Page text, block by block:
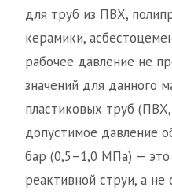
для труб из ПВХ,
керамики,
рабочее давление не
значений для данного
пластиковых труб
допустимое давление
бар (0,5–1,0 МПа) — это
реактивной струи, а не